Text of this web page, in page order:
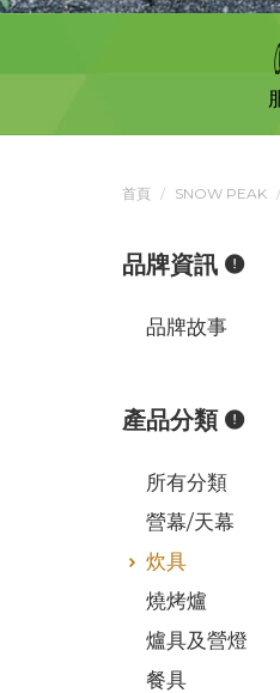
首頁 SNOW PEAK
品牌資訊
品牌故事
產品分類
所有分類
營幕/天幕
炊具
燒烤爐
爐具及營燈
餐具